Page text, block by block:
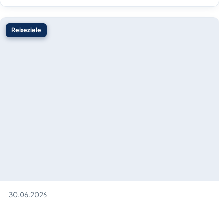
Reiseziele
30.06.2026